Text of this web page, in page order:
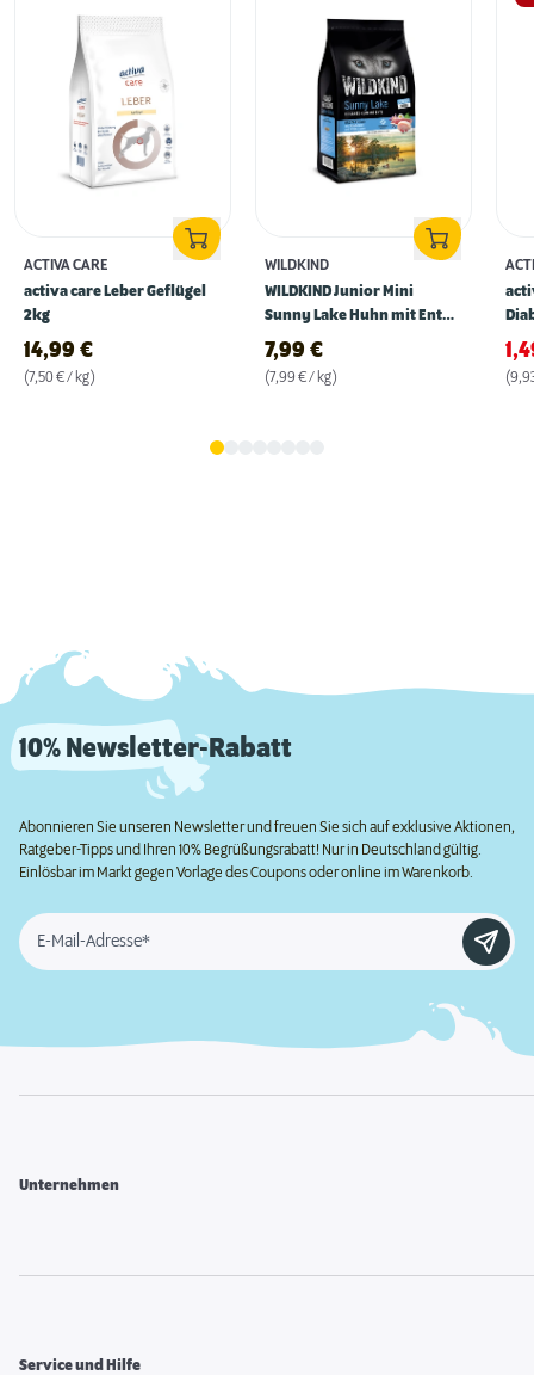
ACTIVA CARE
activa care Leber Geflügel
2kg
14,99 €
(7,50 € / kg)
WILDKIND
WILDKIND Junior Mini
Sunny Lake Huhn mit Ente
1kg
7,99 €
(7,99 € / kg)
10% Newsletter-Rabatt
Abonnieren Sie unseren Newsletter und freuen Sie sich auf exklusive Aktionen,
Ratgeber-Tipps und Ihren 10% Begrüßungsrabatt! Nur in Deutschland gültig.
Einlösbar im Markt gegen Vorlage des Coupons oder online im Warenkorb.
E-Mail-Adresse*
Unternehmen
Service und Hilfe